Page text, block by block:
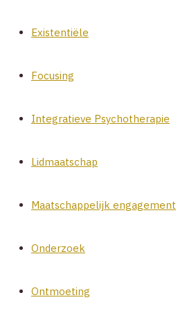
Existentiële
Focusing
Integratieve Psychotherapie
Lidmaatschap
Maatschappelijk engagement
Onderzoek
Ontmoeting